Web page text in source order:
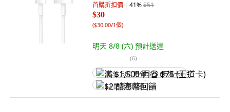
首購折扣價 41%$51
$30
($30.00/1個)
明天 8/8 (六) 預計送達
(6)
满 $1,500 再省 $75 (王道卡)
$2 酷澎幣回饋